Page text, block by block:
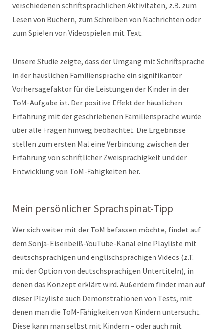
verschiedenen schriftsprachlichen Aktivitäten, z.B. zum
Lesen von Büchern, zum Schreiben von Nachrichten oder
zum Spielen von Videospielen mit Text.
Unsere Studie zeigte, dass der Umgang mit Schriftsprache
in der häuslichen Familiensprache ein signifikanter
Vorhersagefaktor für die Leistungen der Kinder in der
ToM-Aufgabe ist. Der positive Effekt der häuslichen
Erfahrung mit der geschriebenen Familiensprache wurde
über alle Fragen hinweg beobachtet. Die Ergebnisse
stellen zum ersten Mal eine Verbindung zwischen der
Erfahrung von schriftlicher Zweisprachigkeit und der
Entwicklung von ToM-Fähigkeiten her.
Mein persönlicher Sprachspinat-Tipp
Wer sich weiter mit der ToM befassen möchte, findet auf
dem Sonja-Eisenbeiß-YouTube-Kanal eine Playliste mit
deutschsprachigen und englischsprachigen Videos (z.T.
mit der Option von deutschsprachigen Untertiteln), in
denen das Konzept erklärt wird. Außerdem findet man auf
dieser Playliste auch Demonstrationen von Tests, mit
denen man die ToM-Fähigkeiten von Kindern untersucht.
Diese kann man selbst mit Kindern – oder auch mit